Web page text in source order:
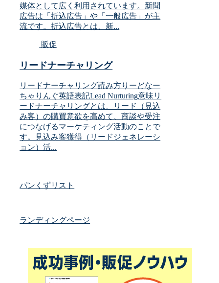
媒体として広く利用されています。新聞
広告は「折込広告」や「一般広告」が主
流です。折込広告とは、新...
販促
リードナーチャリング
リードナーチャリング読み方りーどなー
ちゃりんぐ英語表記Lead Nurturing意味リ
ードナーチャリングとは、リード（見込
み客）の購買意欲を高めて、商談や受注
につなげるマーケティング活動のことで
す。見込み客獲得（リードジェネレーシ
ョン）活...
パンくずリスト
ランディングページ